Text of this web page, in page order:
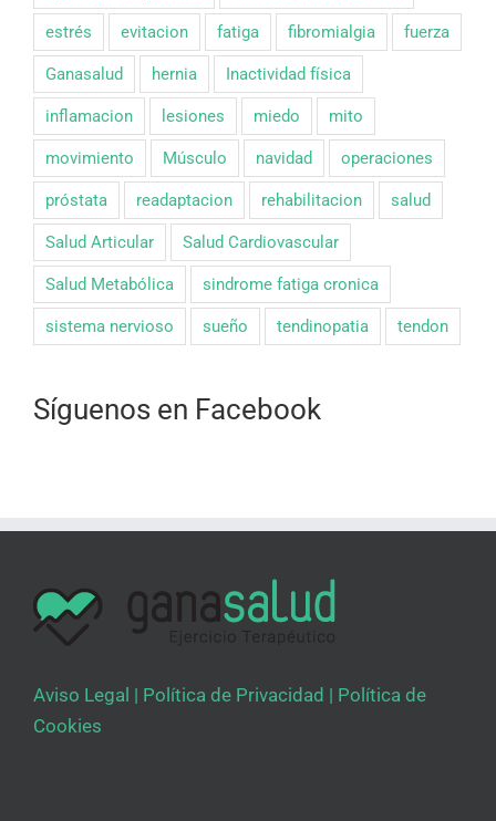
estrés evitacion fatiga fibromialgia fuerza
Ganasalud hernia Inactividad física
inflamacion lesiones miedo mito
movimiento Músculo navidad operaciones
próstata readaptacion rehabilitacion salud
Salud Articular Salud Cardiovascular
Salud Metabólica sindrome fatiga cronica
sistema nervioso sueño tendinopatia tendon
Síguenos en Facebook
Aviso Legal | Política de Privacidad | Política de
Cookies